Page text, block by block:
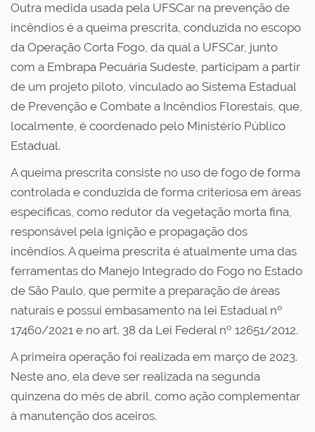
Outra medida usada pela UFSCar na prevenção de
incêndios é a queima prescrita, conduzida no escopo
da Operação Corta Fogo, da qual a UFSCar, junto
com a Embrapa Pecuária Sudeste, participam a partir
de um projeto piloto, vinculado ao Sistema Estadual
de Prevenção e Combate a Incêndios Florestais, que,
localmente, é coordenado pelo Ministério Público
Estadual.
A queima prescrita consiste no uso de fogo de forma
controlada e conduzida de forma criteriosa em áreas
específicas, como redutor da vegetação morta fina,
responsável pela ignição e propagação dos
incêndios. A queima prescrita é atualmente uma das
ferramentas do Manejo Integrado do Fogo no Estado
de São Paulo, que permite a preparação de áreas
naturais e possui embasamento na lei Estadual nº
17460/2021 e no art. 38 da Lei Federal nº 12651/2012.
A primeira operação foi realizada em março de 2023.
Neste ano, ela deve ser realizada na segunda
quinzena do mês de abril, como ação complementar
à manutenção dos aceiros.